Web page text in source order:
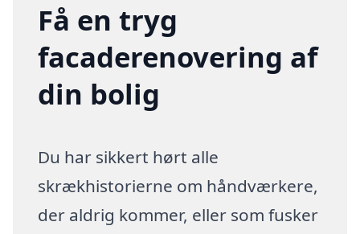
Få en tryg
facaderenovering af
din bolig
Du har sikkert hørt alle
skrækhistorierne om håndværkere,
der aldrig kommer, eller som fusker